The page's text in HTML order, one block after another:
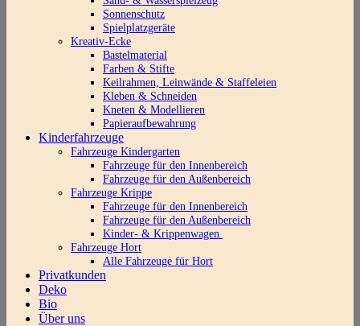
Sonnenschutz
Spielplatzgeräte
Kreativ-Ecke
Bastelmaterial
Farben & Stifte
Keilrahmen, Leinwände & Staffeleien
Kleben & Schneiden
Kneten & Modellieren
Papieraufbewahrung
Kinderfahrzeuge
Fahrzeuge Kindergarten
Fahrzeuge für den Innenbereich
Fahrzeuge für den Außenbereich
Fahrzeuge Krippe
Fahrzeuge für den Innenbereich
Fahrzeuge für den Außenbereich
Kinder- & Krippenwagen
Fahrzeuge Hort
Alle Fahrzeuge für Hort
Privatkunden
Deko
Bio
Über uns